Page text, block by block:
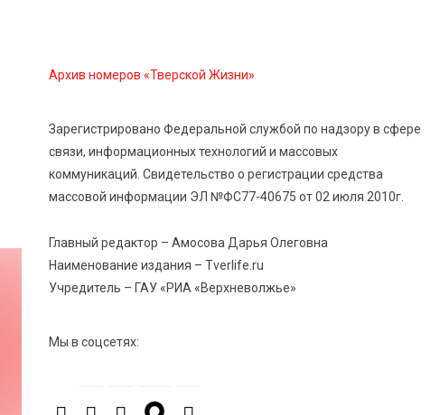
7 Авг 2026 17:02 360
работник культуры» в Тверской области
7 Авг 2026 16:32 597
Без прав и лицензий: итоги проверки таксистов в
7 Авг 2026 16:02 555
Сладкая программа в Твери: дегустация мёда и
Архив номеров «Тверской Жизни»
Зарегистрировано Федеральной службой по надзору в сфере
связи, информационных технологий и массовых
коммуникаций. Свидетельство о регистрации средства
массовой информации ЭЛ №ФС77-40675 от 02 июля 2010г.
Главный редактор – Амосова Дарья Олеговна
Наименование издания – Tverlife.ru
Учредитель – ГАУ «РИА «Верхневолжье»
Мы в соцсетях: